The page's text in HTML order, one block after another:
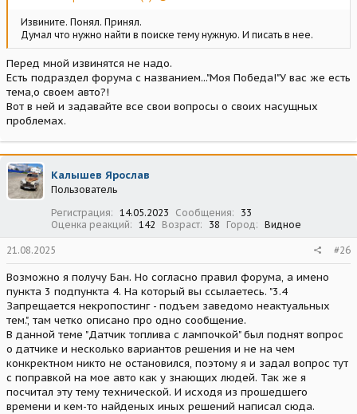
Извините. Понял. Принял.
Думал что нужно найти в поиске тему нужную. И писать в нее.
Перед мной извинятся не надо.
Есть подраздел форума с названием..."Моя Победа!"У вас же есть
тема,о своем авто?!
Вот в ней и задавайте все свои вопросы о своих насущных
проблемах.
Калышев Ярослав
Пользователь
Регистрация
14.05.2023 Сообщения
33
Оценка реакций
142 Возраст 38 Город Видное
21.08.2025 #26
Возможно я получу Бан. Но согласно правил форума, а имено
пункта 3 подпункта 4. На который вы ссылаетесь. "3.4
Запрещается некропостинг - подъем заведомо неактуальных
тем.", там четко описано про одно сообщение.
В данной теме "Датчик топлива с лампочкой" был поднят вопрос
о датчике и несколько вариантов решения и не на чем
конкректном никто не остановился, поэтому я и задал вопрос тут
с поправкой на мое авто как у знающих людей. Так же я
посчитал эту тему технической. И исходя из прошедшего
времени и кем-то найденых иных решений написал сюда.